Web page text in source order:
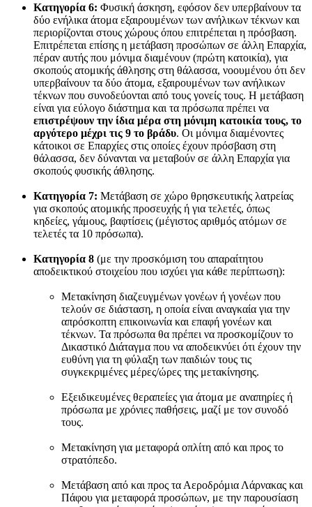
Κατηγορία 6: Φυσική άσκηση, εφόσον δεν υπερβαίνουν τα
δύο ενήλικα άτομα εξαιρουμένων των ανήλικων τέκνων και
περιορίζονται στους χώρους όπου επιτρέπεται η πρόσβαση.
Επιτρέπεται επίσης η μετάβαση προσώπων σε άλλη Επαρχία,
πέραν αυτής που μόνιμα διαμένουν (πρώτη κατοικία), για
σκοπούς ατομικής άθλησης στη θάλασσα, νοουμένου ότι δεν
υπερβαίνουν τα δύο άτομα, εξαιρουμένων των ανήλικων
τέκνων που συνοδεύονται από τους γονείς τους. Η μετάβαση
είναι για εύλογο διάστημα και τα πρόσωπα πρέπει να
επιστρέψουν την ίδια μέρα στη μόνιμη κατοικία τους, το
αργότερο μέχρι τις 9 το βράδυ. Οι μόνιμα διαμένοντες
κάτοικοι σε Επαρχίες στις οποίες έχουν πρόσβαση στη
θάλασσα, δεν δύνανται να μεταβούν σε άλλη Επαρχία για
σκοπούς φυσικής άθλησης.
Κατηγορία 7: Μετάβαση σε χώρο θρησκευτικής λατρείας
για σκοπούς ατομικής προσευχής ή για τελετές, όπως
κηδείες, γάμους, βαφτίσεις (μέγιστος αριθμός ατόμων σε
τελετές τα 10 πρόσωπα).
Κατηγορία 8 (με την προσκόμιση του απαραίτητου
αποδεικτικού στοιχείου που ισχύει για κάθε περίπτωση):
Μετακίνηση διαζευγμένων γονέων ή γονέων που
τελούν σε διάσταση, η οποία είναι αναγκαία για την
απρόσκοπτη επικοινωνία και επαφή γονέων και
τέκνων. Τα πρόσωπα θα πρέπει να προσκομίζουν το
Δικαστικό Διάταγμα που να αποδεικνύει ότι έχουν την
ευθύνη για τη φύλαξη των παιδιών τους τις
συγκεκριμένες μέρες/ώρες της μετακίνησης.
Εξειδικευμένες θεραπείες για άτομα με αναπηρίες ή
πρόσωπα με χρόνιες παθήσεις, μαζί με τον συνοδό
τους.
Μετακίνηση για μεταφορά οπλίτη από και προς το
στρατόπεδο.
Μετάβαση από και προς τα Αεροδρόμια Λάρνακας και
Πάφου για μεταφορά προσώπων, με την παρουσίαση